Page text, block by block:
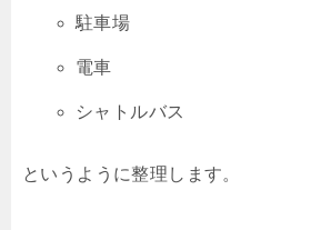
駐車場
電車
シャトルバス
というように整理します。